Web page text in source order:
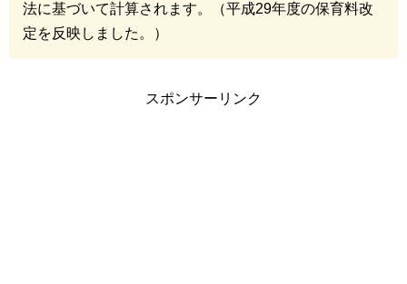
法に基づいて計算されます。（平成29年度の保育料改
定を反映しました。）
スポンサーリンク